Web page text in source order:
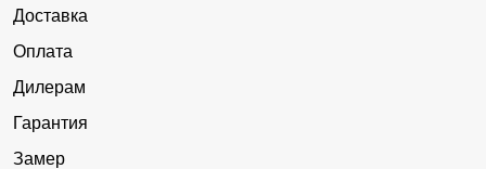
Доставка
Оплата
Дилерам
Гарантия
Замер